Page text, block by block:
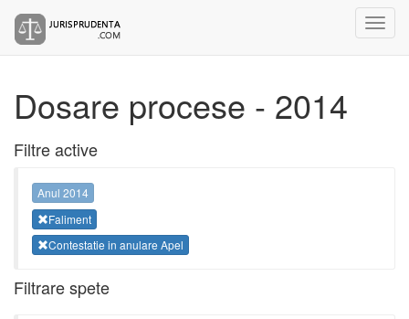
Dosare procese - 2014
Filtre active
Anul 2014
Faliment
Contestatie in anulare Apel
Filtrare spete